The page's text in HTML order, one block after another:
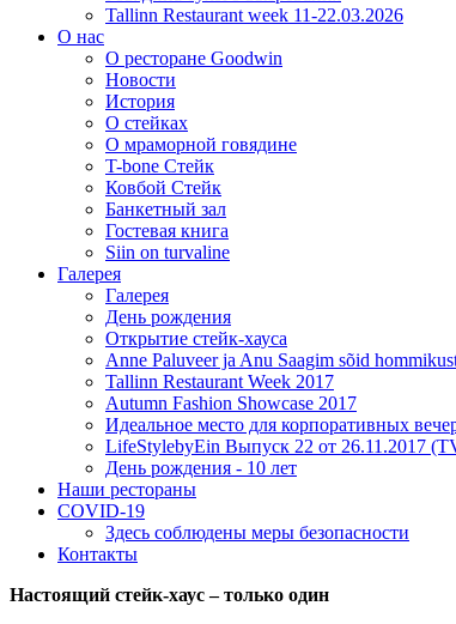
Tallinn Restaurant week 11-22.03.2026
О нас
О ресторане Goodwin
Новости
История
О стейках
О мраморной говядине
T-bone Стейк
Ковбой Стейк
Банкетный зал
Гостевая книга
Siin on turvaline
Галерея
Галерея
День рождения
Открытие стейк-хауса
Anne Paluveer ja Anu Saagim sõid
Tallinn Restaurant Week 2017
Autumn Fashion Showcase 2017
Идеальное место для корпоративных
LifeStylebyEin Выпуск 22 от 26.11.2017
День рождения - 10 лет
Наши рестораны
COVID-19
Здесь соблюдены меры безопасности
Контакты
Настоящий стейк-хаус – только один